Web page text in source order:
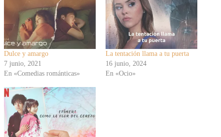
Dulce y amargo
7 junio, 2021
En «Comedias románticas»
La tentación llama a tu puerta
16 junio, 2024
En «Ocio»